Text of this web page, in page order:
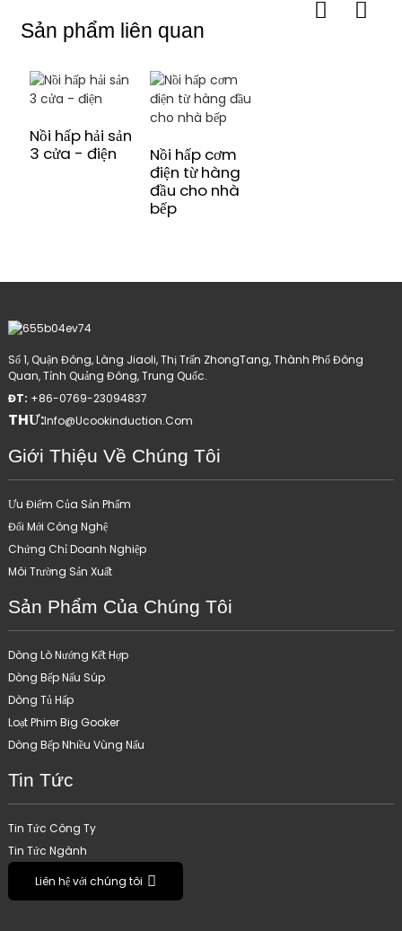
Sản phẩm liên quan
Nồi hấp hải sản
3 cửa - điện
Nồi hấp cơm
điện từ hàng
đầu cho nhà
bếp
Số 1, Quận Đông, Làng Jiaoli, Thị Trấn ZhongTang, Thành Phố Đông
Quan, Tỉnh Quảng Đông, Trung Quốc.
ĐT: +86-0769-23094837
THƯ:Info@ucookinduction.com
Giới Thiệu Về Chúng Tôi
Ưu Điểm Của Sản Phẩm
Đổi Mới Công Nghệ
Chứng Chỉ Doanh Nghiệp
Môi Trường Sản Xuất
Sản Phẩm Của Chúng Tôi
Dòng Lò Nướng Kết Hợp
Dòng Bếp Nấu Súp
Dòng Tủ Hấp
Loạt Phim Big Gooker
Dòng Bếp Nhiều Vùng Nấu
Tin Tức
Tin Tức Công Ty
Tin Tức Ngành
Liên hệ với chúng tôi